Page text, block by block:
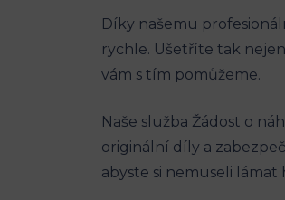
Díky našemu‍
rychle.​ Ušetříte tak
vám s ‍tím pomůžeme.
Naše služba Žádost o
originální díly ⁤a
abyste‍ si⁢ nemuseli⁣